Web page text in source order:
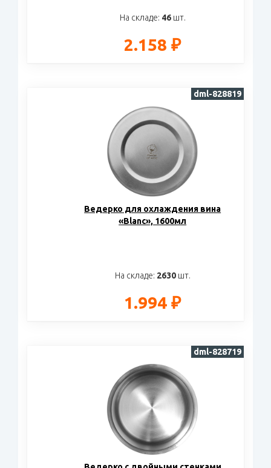
На складе: 46шт.
2.158 ₽
Ведерко для охлаждения вина
«Blanc», 1600мл
На складе: 2630шт.
1.994 ₽
dml-828819
dml-828719